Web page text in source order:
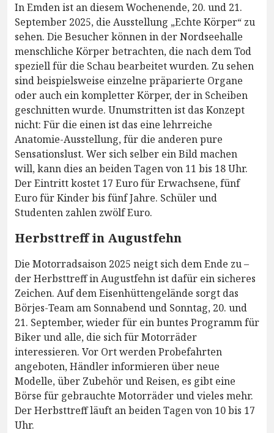
In Emden ist an diesem Wochenende, 20. und 21.
September 2025, die Ausstellung „Echte Körper“ zu
sehen. Die Besucher können in der Nordseehalle
menschliche Körper betrachten, die nach dem Tod
speziell für die Schau bearbeitet wurden. Zu sehen
sind beispielsweise einzelne präparierte Organe
oder auch ein kompletter Körper, der in Scheiben
geschnitten wurde. Unumstritten ist das Konzept
nicht: Für die einen ist das eine lehrreiche
Anatomie-Ausstellung, für die anderen pure
Sensationslust. Wer sich selber ein Bild machen
will, kann dies an beiden Tagen von 11 bis 18 Uhr.
Der Eintritt kostet 17 Euro für Erwachsene, fünf
Euro für Kinder bis fünf Jahre. Schüler und
Studenten zahlen zwölf Euro.
Herbsttreff in Augustfehn
Die Motorradsaison 2025 neigt sich dem Ende zu –
der Herbsttreff in Augustfehn ist dafür ein sicheres
Zeichen. Auf dem Eisenhüttengelände sorgt das
Börjes-Team am Sonnabend und Sonntag, 20. und
21. September, wieder für ein buntes Programm für
Biker und alle, die sich für Motorräder
interessieren. Vor Ort werden Probefahrten
angeboten, Händler informieren über neue
Modelle, über Zubehör und Reisen, es gibt eine
Börse für gebrauchte Motorräder und vieles mehr.
Der Herbsttreff läuft an beiden Tagen von 10 bis 17
Uhr.